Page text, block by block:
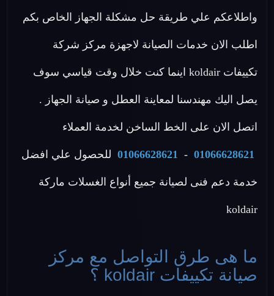
واطلاعكم علي طريقة حل مشكلة الجهاز الخاص بكم
اطلب الان خدمات الصيانة لاجهزة مركز شركة
تكييفات koldair اينما كنت خلال وقت قياسي سوف
يصل اليك مهندسنا لمعاينة العطل و صيانة الجهاز .
اتصل الان على الخط الساخن لخدمة العملاء
01066628621
-
01066628621 للحصول علي افضل
خدمة دعم فنى لصيانة جميع أنواع الغسلات ماركة
koldair
ما هى طرق التواصل مع مركز
صيانة تكييفات koldair ؟